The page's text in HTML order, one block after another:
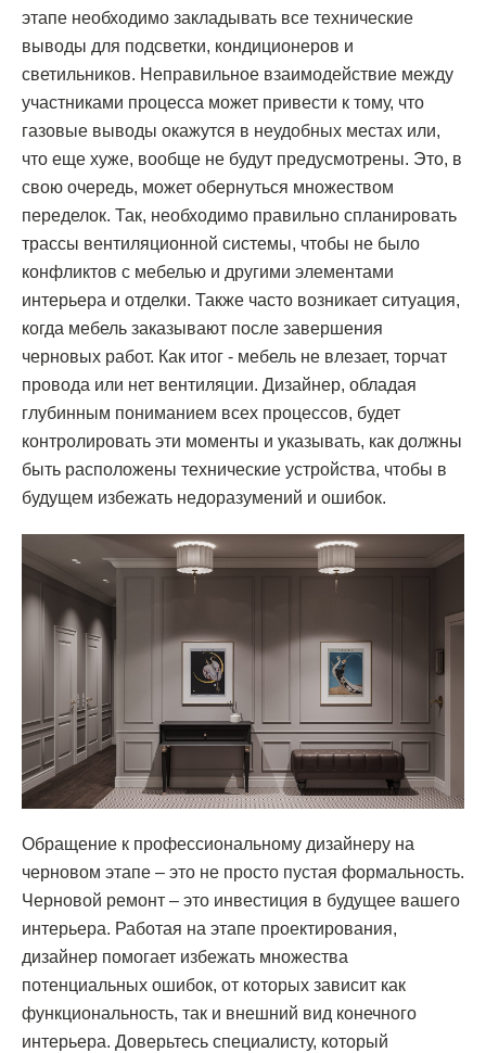
этапе необходимо закладывать все технические
выводы для подсветки, кондиционеров и
светильников. Неправильное взаимодействие между
участниками процесса может привести к тому, что
газовые выводы окажутся в неудобных местах или,
что еще хуже, вообще не будут предусмотрены. Это, в
свою очередь, может обернуться множеством
переделок. Так, необходимо правильно спланировать
трассы вентиляционной системы, чтобы не было
конфликтов с мебелью и другими элементами
интерьера и отделки. Также часто возникает ситуация,
когда мебель заказывают после завершения
черновых работ. Как итог - мебель не влезает, торчат
провода или нет вентиляции. Дизайнер, обладая
глубинным пониманием всех процессов, будет
контролировать эти моменты и указывать, как должны
быть расположены технические устройства, чтобы в
будущем избежать недоразумений и ошибок.
Обращение к профессиональному дизайнеру на
черновом этапе – это не просто пустая формальность.
Черновой ремонт – это инвестиция в будущее вашего
интерьера. Работая на этапе проектирования,
дизайнер помогает избежать множества
потенциальных ошибок, от которых зависит как
функциональность, так и внешний вид конечного
интерьера. Доверьтесь специалисту, который
ОБСУЖДЕНИЯ ПРОЕКТА
[ КОНТАКТЫ ]
Санкт-Петербург,
Большая Конюшенная, 19/8, 5 этаж, офис 2
Микрорайон центральный, улица Роз, 41
Москва,
Нижняя Сыромятническая улица, 10, стр.12
ПОСТРОИТЬ МАРШРУТ
8 812 507 61 62
ЗВОНИТЕ ПО ТЕЛЕФОНУ: